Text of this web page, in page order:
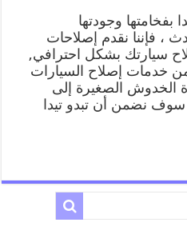
بفخامتها وجودتها
، فإننا نقدم إصلاحات
سيارتك بشكل احترافي,
خدمات إصلاح السيارات
الخدوش الصغيرة إلى
سوف نضمن أن تبدو تيدا